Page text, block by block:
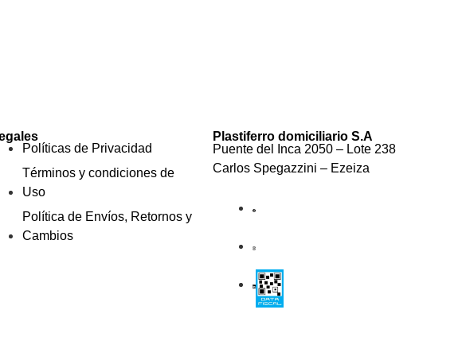
Políticas de Privacidad
Términos y condiciones de
Uso
Política de Envíos, Retornos y
Cambios
Plastiferro domiciliario S.A
Puente del Inca 2050 – Lote 238
Carlos Spegazzini – Ezeiza